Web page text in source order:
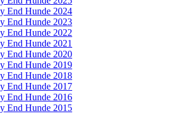
End Hunde 2024
End Hunde 2023
End Hunde 2022
End Hunde 2021
End Hunde 2020
End Hunde 2019
End Hunde 2018
End Hunde 2017
End Hunde 2016
End Hunde 2015